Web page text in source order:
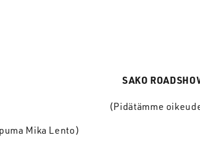
SAKO
(Pidätämme
Mika Lento)